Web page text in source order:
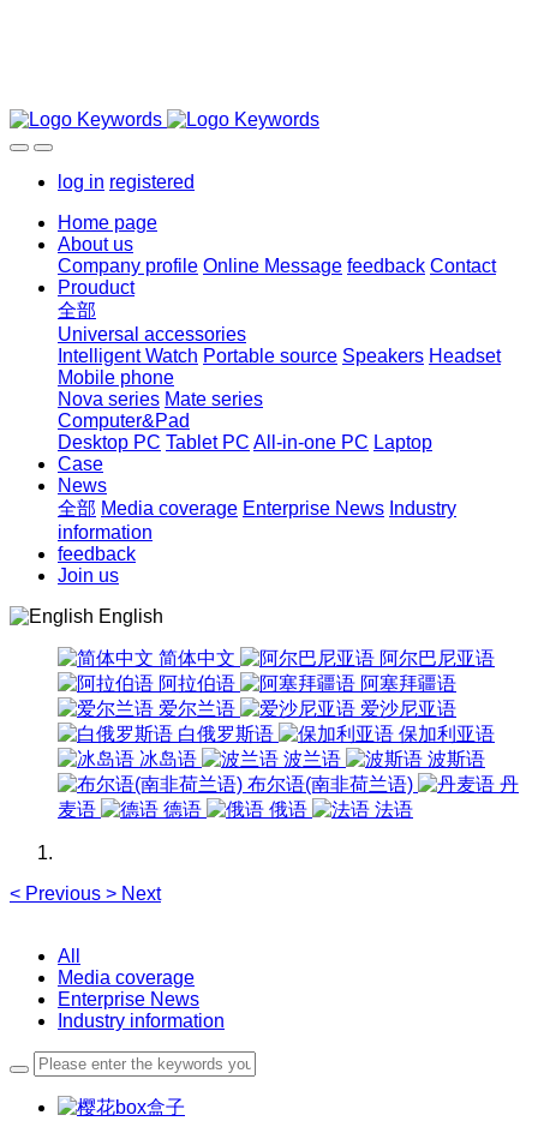
log in registered
Home page
About us
Company profile Online Message feedback Contact
Prouduct
全部
Universal accessories
Intelligent Watch Portable source Speakers Headset
Mobile phone
Nova series Mate series
Computer&Pad
Desktop PC Tablet PC All-in-one PC Laptop
Case
News
全部 Media coverage Enterprise News Industry
information
feedback
Join us
English
简体中文
阿尔巴尼亚语
阿拉伯语
阿塞拜疆语
爱尔兰语
爱沙尼亚语
白俄罗斯语
保加利亚语
冰岛语
波兰语
波斯语
布尔语(南非荷兰语)
丹
麦语
德语 俄语 法语
< Previous > Next
All
Media coverage
Enterprise News
Industry information